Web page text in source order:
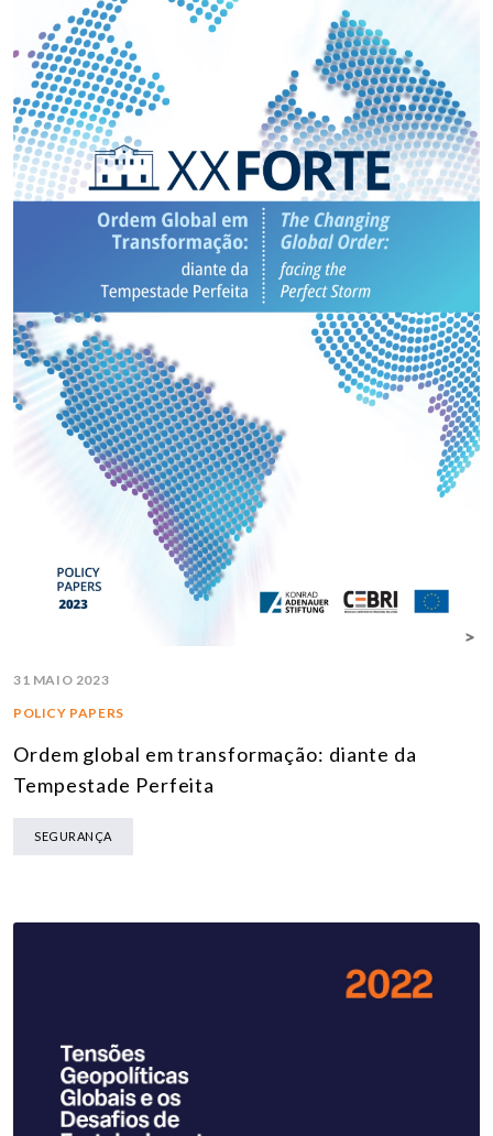
31 MAIO 2023
POLICY PAPERS
Ordem global em transformação: diante da
Tempestade Perfeita
SEGURANÇA